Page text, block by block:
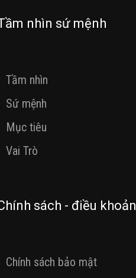
nhìn sứ mệnh
Tầm nhìn
Sứ mệnh
Mục tiêu
Vai Trò
sách - điều khoản
Chính sách bảo mật